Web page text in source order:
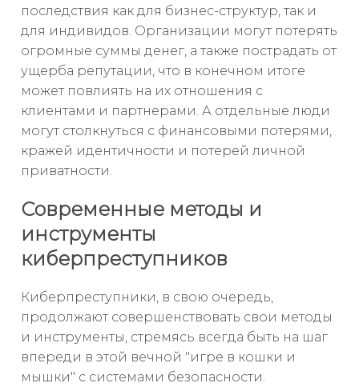
последствия как для бизнес-структур, так и
для индивидов. Организации могут потерять
огромные суммы денег, а также пострадать от
ущерба репутации, что в конечном итоге
может повлиять на их отношения с
клиентами и партнерами. А отдельные люди
могут столкнуться с финансовыми потерями,
кражей идентичности и потерей личной
приватности.
Современные методы и
инструменты
киберпреступников
Киберпреступники, в свою очередь,
продолжают совершенствовать свои методы
и инструменты, стремясь всегда быть на шаг
впереди в этой вечной "игре в кошки и
мышки" с системами безопасности.